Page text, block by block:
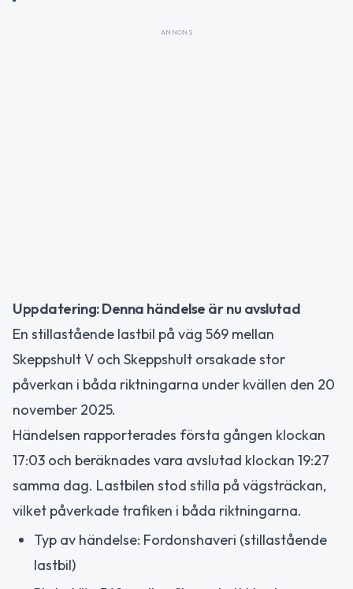
ANNONS
Uppdatering: Denna händelse är nu avslutad
En stillastående lastbil på väg 569 mellan
Skeppshult V och Skeppshult orsakade stor
påverkan i båda riktningarna under kvällen den 20
november 2025.
Händelsen rapporterades första gången klockan
17:03 och beräknades vara avslutad klockan 19:27
samma dag. Lastbilen stod stilla på vägsträckan,
vilket påverkade trafiken i båda riktningarna.
Typ av händelse: Fordonshaveri (stillastående
lastbil)